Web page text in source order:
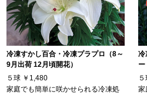
冷凍すかし百合・冷凍プラプロ（8～
9月出荷 12月頃開花）
５球 ￥1,480
家庭でも簡単に咲かせられる冷凍処
冷
ー
家